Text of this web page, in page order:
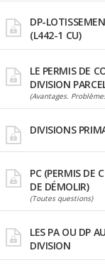
DP-
(L442-1 CU)
LE PERMIS DE
DIVISION
(Avantages.
DIVISIONS
PC (PERMIS DE
DE DÉMOLIR)
(Toutes questions)
LES PA OU DP
DIVISION